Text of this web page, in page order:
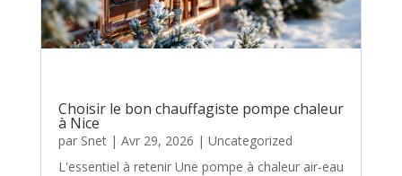
Choisir le bon chauffagiste pompe chaleur
à Nice
par Snet| Avr 29, 2026 | Uncategorized
L'essentiel à retenir Une pompe à chaleur air-eau